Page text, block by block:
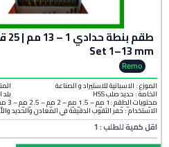
Set 1–13 mm
Remo
الموزع : الاسبانية للاستيراد و الصناعة
الخامة : حديد صلب HSS
11.5 مم – 12 مم – 12.5 مم – 13 مم
الاستخدام : حفر الثقوب الدقيقة في المعادن والحديد
اقل كمية للطلب : 1